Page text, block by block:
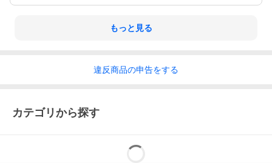
もっと見る
違反商品の申告をする
カテゴリから探す